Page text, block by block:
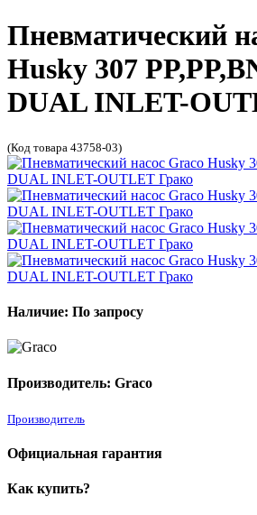
Пневматический
Husky 307
DUAL INLET-
(Код товара 43758-03)
Наличие: По запросу
Производитель: Graco
Производитель
Официальная гарантия
Как купить?